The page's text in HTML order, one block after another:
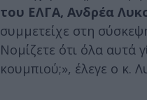
του ΕΛΓΑ, Ανδρέα
συμμετείχε στη
Νομίζετε ότι όλα αυτά
κουμπιού;», έλεγε ο κ.